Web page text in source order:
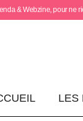
& Webzine, pour ne
LES